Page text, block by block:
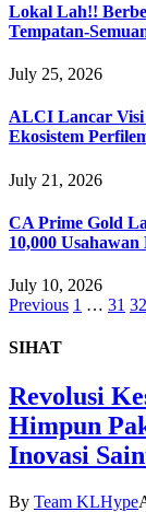
Lokal Lah!!
Tempatan-
July 25, 2026
ALCI Lancar Visi
Ekosistem
July 21, 2026
CA Prime Gold
10,000
July 10, 2026
Previous 1 … 31 32
SIHAT
Revolusi
Himpun
Inovasi
By Team KLHype